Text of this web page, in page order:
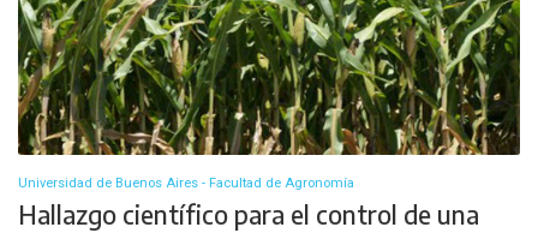
Universidad de Buenos Aires - Facultad de Agronomía
Hallazgo científico para el control de una